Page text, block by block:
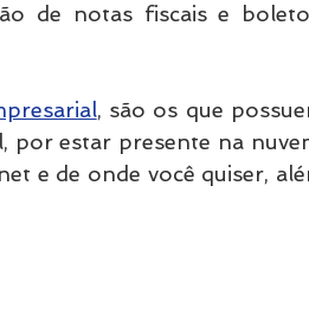
de notas fiscais e
, são os que
por estar presente na
e de onde você quiser,